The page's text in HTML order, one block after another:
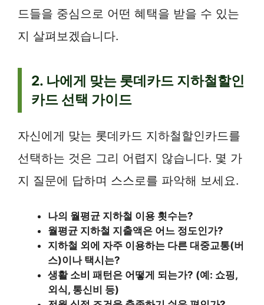
드들을 중심으로 어떤 혜택을 받을 수 있는
지 살펴보겠습니다.
2. 나에게 맞는 롯데카드 지하철할인
카드 선택 가이드
자신에게 맞는 롯데카드 지하철할인카드를
선택하는 것은 그리 어렵지 않습니다. 몇 가
지 질문에 답하며 스스로를 파악해 보세요.
나의 월평균 지하철 이용 횟수는?
월평균 지하철 지출액은 어느 정도인가?
지하철 외에 자주 이용하는 다른 대중교통(버
스)이나 택시는?
생활 소비 패턴은 어떻게 되는가? (예: 쇼핑,
외식, 통신비 등)